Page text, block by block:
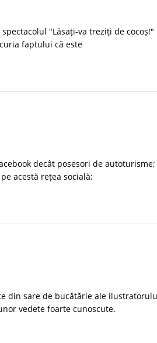
"Lăsați-va treziți de cocoș!"
faptului că este
decât posesori de autoturisme;
acestă rețea socială;
din sare de bucătărie ale
vedete foarte cunoscute.